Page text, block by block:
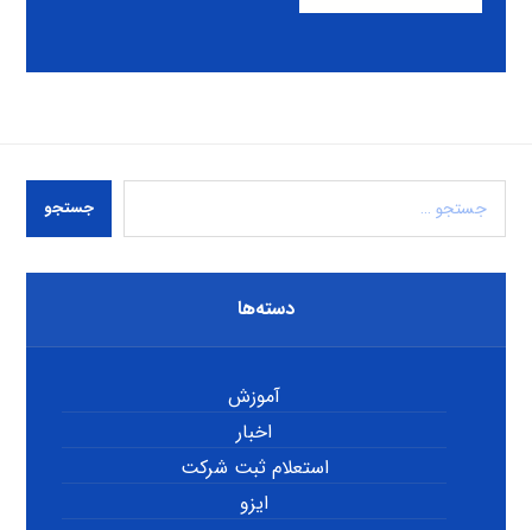
جستجو
دسته‌ها
آموزش
اخبار
استعلام ثبت شرکت
ایزو